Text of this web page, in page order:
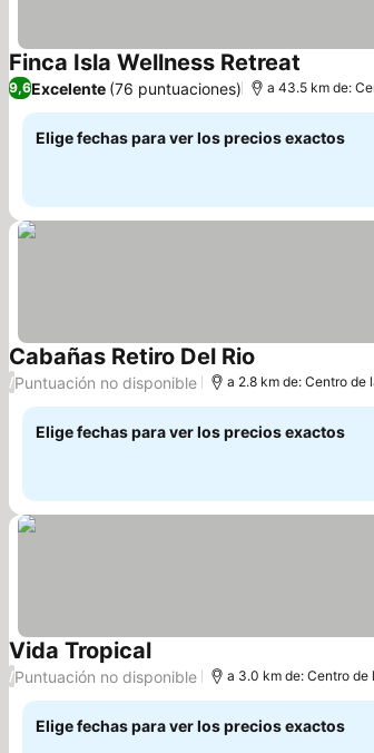
Finca Isla Wellness Retreat
9,6Excelente (76 puntuaciones) a 43.5 km de:
Elige fechas para ver los precios exactos
Cabañas Retiro Del Rio
/Puntuación no disponible a 2.8 km de: Centro de
Elige fechas para ver los precios exactos
Vida TropicalVer precios
/Puntuación no disponible a 3.0 km de: Centro de
Elige fechas para ver los precios exactos